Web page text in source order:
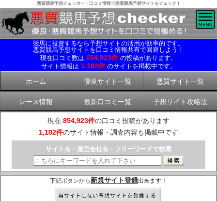
悪質競馬予想チェッカー！口コミ情報で悪質競馬予想サイトをチェック！
競馬に投資するなら予想サイトの活用が効率的です。
悪質競馬予想サイトを口コミ情報共有で回避しよう！
現在口コミ数は 854,923件 の投稿があります。
サイト情報は 1,102件 のサイトを掲載中です。
ホーム 優良サイト一覧 悪質サイト一覧
レース情報 最新口コミ一覧 予想サイト攻略法
現在:854,923件の口コミ投稿があります
1,102件のサイト情報・調査内容も掲載中です
サイト名・運営会社名・フリーワードで検索
下記ボタンから 新規サイト登録出来ます！